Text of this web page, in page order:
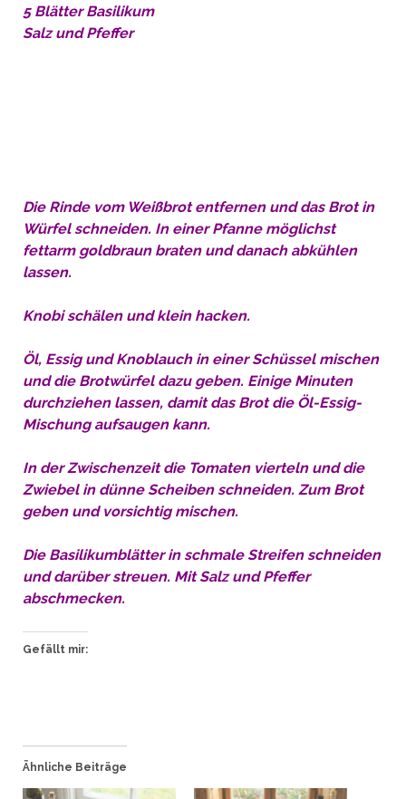
5 Blätter Basilikum
Salz und Pfeffer
Die Rinde vom Weißbrot entfernen und das Brot in
Würfel schneiden. In einer Pfanne möglichst
fettarm goldbraun braten und danach abkühlen
lassen.
Knobi schälen und klein hacken.
Öl, Essig und Knoblauch in einer Schüssel mischen
und die Brotwürfel dazu geben. Einige Minuten
durchziehen lassen, damit das Brot die Öl-Essig-
Mischung aufsaugen kann.
In der Zwischenzeit die Tomaten vierteln und die
Zwiebel in dünne Scheiben schneiden. Zum Brot
geben und vorsichtig mischen.
Die Basilikumblätter in schmale Streifen schneiden
und darüber streuen. Mit Salz und Pfeffer
abschmecken.
Gefällt mir:
Ähnliche Beiträge